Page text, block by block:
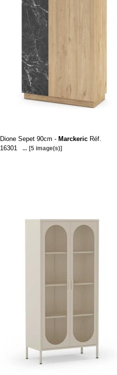
Dione Sepet 90cm - Marckeric Réf.
16301
... [5 image(s)]